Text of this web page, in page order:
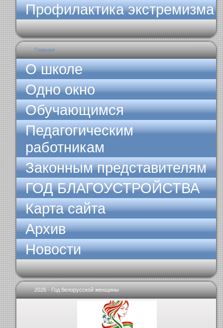
Профилактика экстремизма
Главная
О школе
Одно окно
Обучающимся
Педагогическим
работникам
Законным представителям
ГОД БЛАГОУСТРОЙСТВА
Карта сайта
Архив
Новости
2026 - Год белорусской женщины